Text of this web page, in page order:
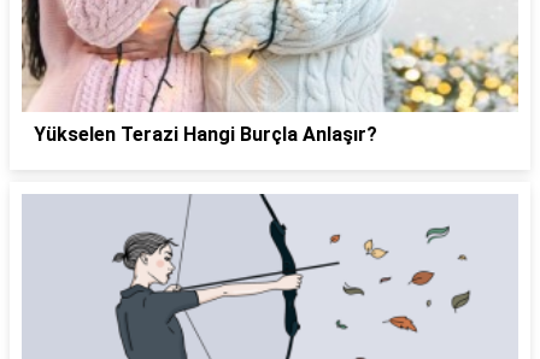
Yükselen Terazi Hangi Burçla Anlaşır?